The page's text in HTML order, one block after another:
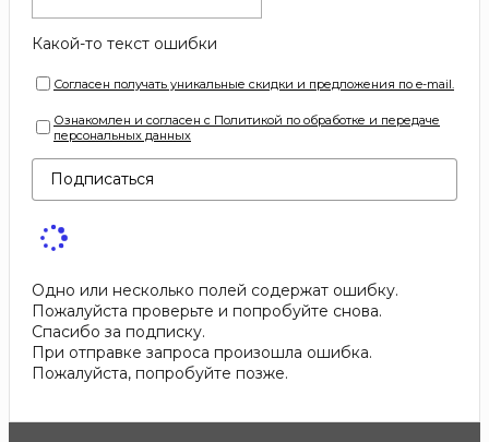
Какой-то текст ошибки
Согласен получать уникальные скидки и предложения по e-mail.
Ознакомлен и согласен с Политикой по обработке и передаче
персональных данных
Подписаться
Одно или несколько полей содержат ошибку.
Пожалуйста проверьте и попробуйте снова.
Спасибо за подписку.
При отправке запроса произошла ошибка.
Пожалуйста, попробуйте позже.